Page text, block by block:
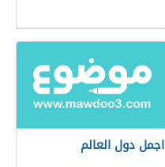
اجمل دول العالم